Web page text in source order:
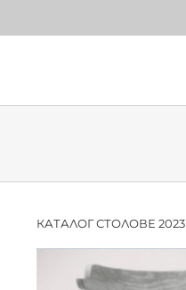
КАТАЛОГ СТОЛОВЕ 2023